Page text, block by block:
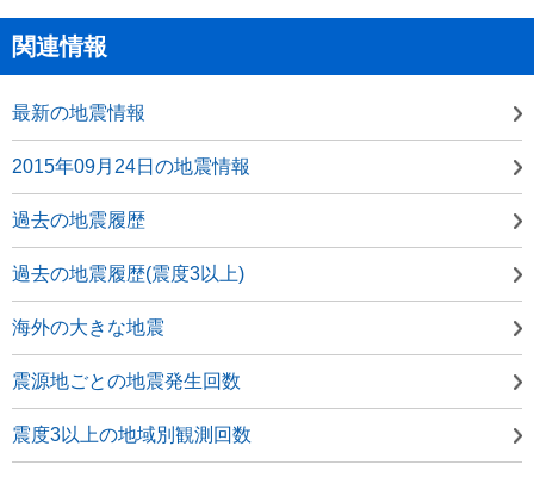
関連情報
最新の地震情報
2015年09月24日の地震情報
過去の地震履歴
過去の地震履歴(震度3以上)
海外の大きな地震
震源地ごとの地震発生回数
震度3以上の地域別観測回数